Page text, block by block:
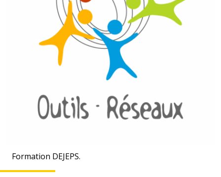
Formation DEJEPS.